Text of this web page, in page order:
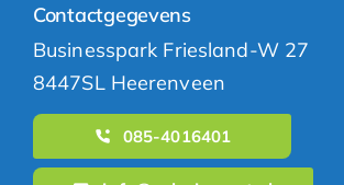
Contactgegevens
Businesspark Friesland-W 27
8447SL Heerenveen
085-4016401